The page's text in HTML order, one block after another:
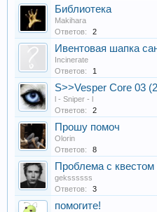
Библиотека
Makihara
Ответов:
2
Ивентовая шапка
Incinerate
Ответов:
1
S>>Vesper Core 03
l - Sniper - l
Ответов:
2
Прошу помоч
Olorin
Ответов:
8
Проблема с
gekssssss
Ответов:
3
помогите!